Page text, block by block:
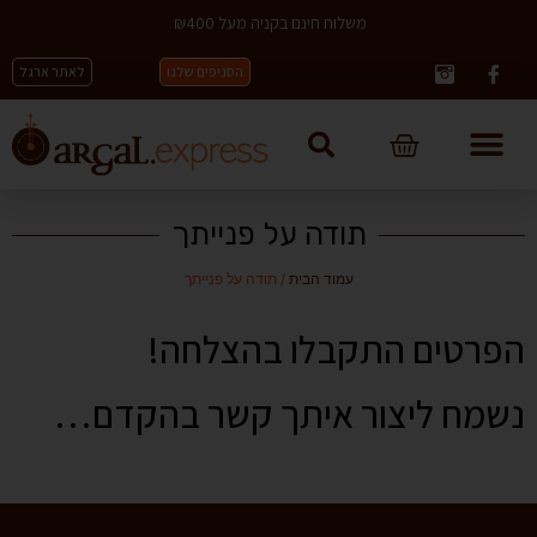
משלוח חינם בקניה מעל ₪400
הסניפים שלנו לאתר ארגל
תודה על פנייתך
עמוד הבית / תודה על פנייתך
הפרטים התקבלו בהצלחה!
נשמח ליצור איתך קשר בהקדם…